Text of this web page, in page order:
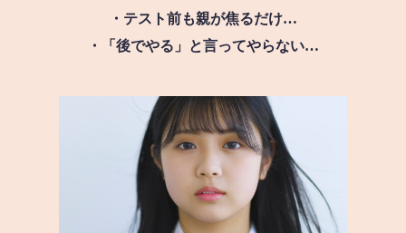
・テスト前も親が焦るだけ…
・「後でやる」と言ってやらない…